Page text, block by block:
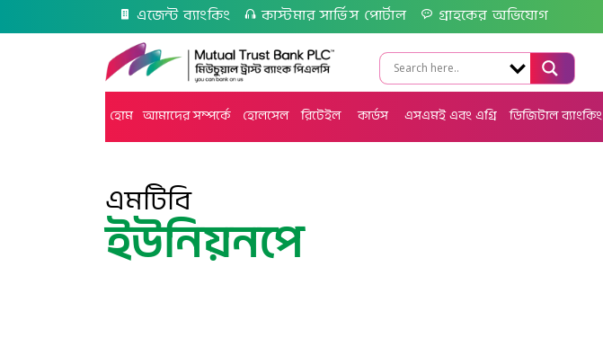
এজেন্ট ব্যাংকিং কাস্টমার সার্ভিস পোর্টাল গ্রাহকের অভিযোগ
হোম আমাদের সম্পর্কে হোলসেল রিটেইল কার্ডস এসএমই এবং এগ্রি ডিজিটাল ব্যাংকিং
এমটিবি
ইউনিয়নপে